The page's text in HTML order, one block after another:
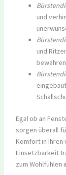
und
und
Egal ob an
sorgen überall
Komfort in Ihren
Einsetzbarkeit
zum Wohlfühlen